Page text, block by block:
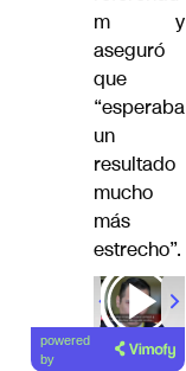
m y
aseguró
que
“esperaba
un
resultado
mucho
más
estrecho”.
powered
by